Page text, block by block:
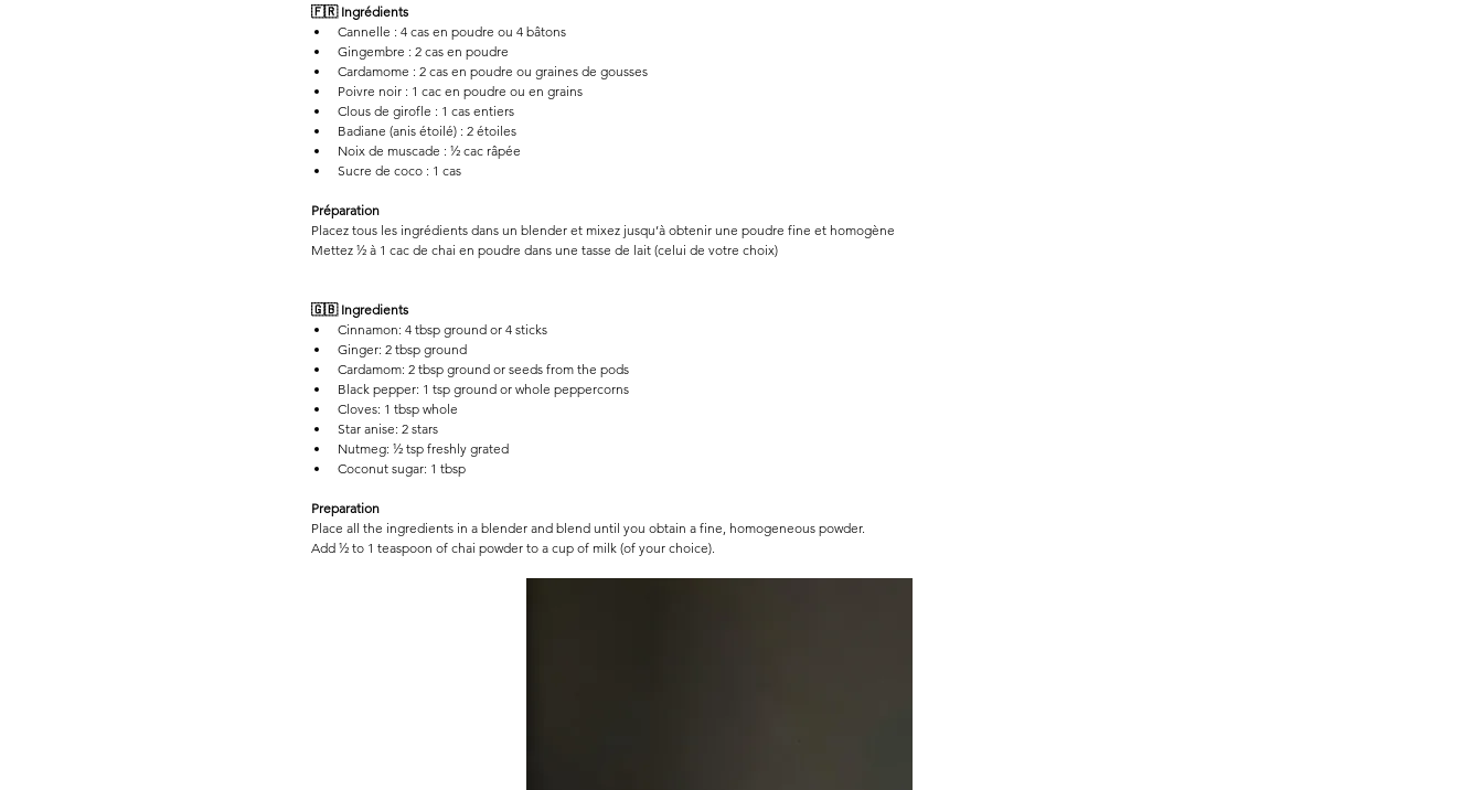
🇫🇷 Ingrédients
Cannelle : 4 cas en poudre ou 4 bâtons
Gingembre : 2 cas en poudre
Cardamome : 2 cas en poudre ou graines de gousses
Poivre noir : 1 cac en poudre ou en grains
Clous de girofle : 1 cas entiers
Badiane (anis étoilé) : 2 étoiles
Noix de muscade : ½ cac râpée
Sucre de coco : 1 cas
Préparation
Placez tous les ingrédients dans un blender et mixez jusqu’à obtenir une poudre fine et homogène
Mettez ½ à 1 cac de chai en poudre dans une tasse de lait (celui de votre choix)
🇬🇧 Ingredients
Cinnamon: 4 tbsp ground or 4 sticks
Ginger: 2 tbsp ground
Cardamom: 2 tbsp ground or seeds from the pods
Black pepper: 1 tsp ground or whole peppercorns
Cloves: 1 tbsp whole
Star anise: 2 stars
Nutmeg: ½ tsp freshly grated
Coconut sugar: 1 tbsp
Preparation
Place all the ingredients in a blender and blend until you obtain a fine, homogeneous powder.
Add ½ to 1 teaspoon of chai powder to a cup of milk (of your choice).